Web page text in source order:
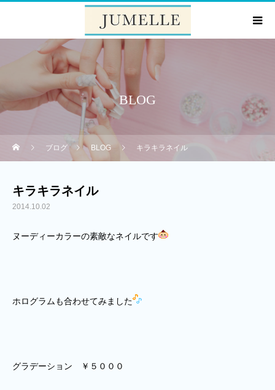
BLOG
ブログ BLOG キラキラネイル
キラキラネイル
2014.10.02
ヌーディーカラーの素敵なネイルです
ホログラムも合わせてみました
グラデーション ￥５０００